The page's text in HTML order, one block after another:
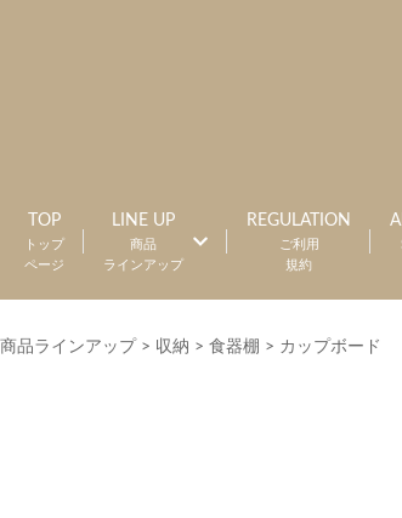
TOP
トップ
ページ
LINE UP
商品
ラインアップ
REGULATION
ご利用
規約
商品ラインアップ > 収納 > 食器棚 > カップボード